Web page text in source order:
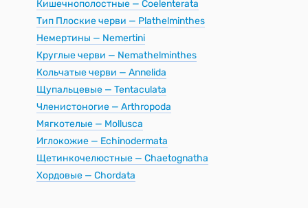
Кишечнополостные — Coelenterata
Тип Плоские черви — Plathelminthes
Немертины — Nemertini
Круглые черви — Nemathelminthes
Кольчатые черви — Annelida
Щупальцевые — Tentaculata
Членистоногие — Arthropoda
Мягкотелые — Mollusca
Иглокожие — Echinodermata
Щетинкочелюстные — Chaetognatha
Хордовые — Chordata